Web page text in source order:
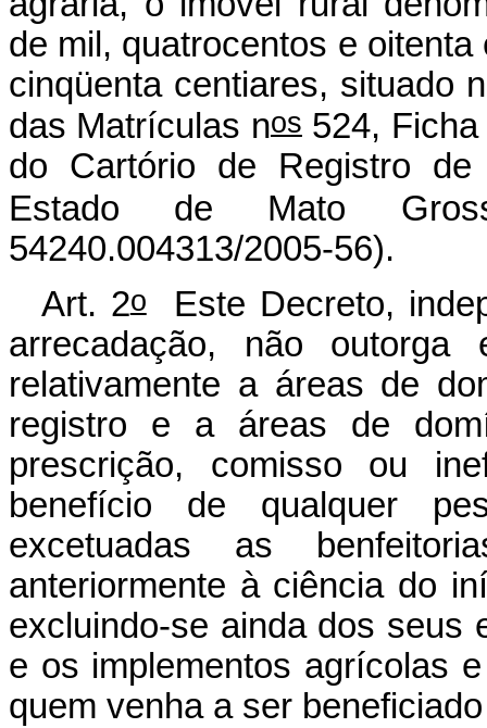
de mil, quatrocentos e
cinqüenta centiares, situado
das Matrículas nos524, Ficha
do Cartório de Registro
Estado de Mato
54240.004313/2005-56).
Art. 2oEste Decreto,
arrecadação, não outorga
relativamente a áreas de
registro e a áreas de
prescrição, comisso ou
benefício de qualquer
excetuadas as
anteriormente à ciência do
excluindo-se ainda dos seus
e os implementos agrícolas
quem venha a ser